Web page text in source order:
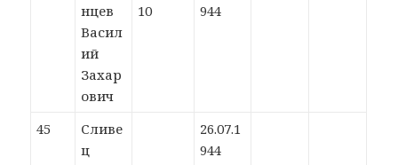
нцев
Васил
ий
Захар
ович
10
944
45
Сливе
ц
26.07.1
944